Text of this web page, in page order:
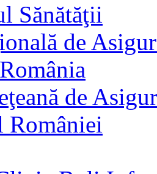
Sănătăţii
de
de
României